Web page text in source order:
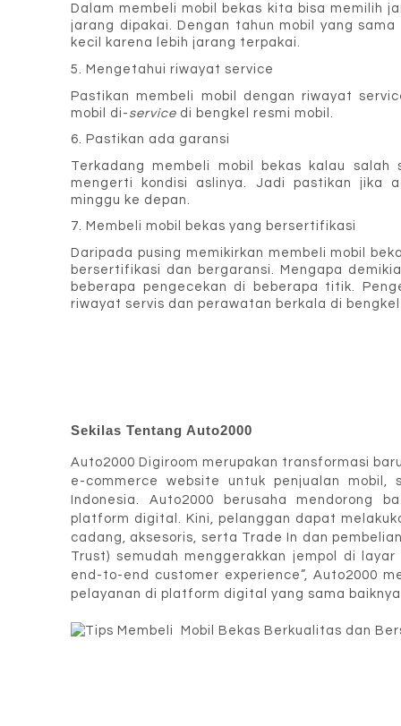
Dalam membeli mobil bekas kita bisa memilih
jarang dipakai. Dengan tahun mobil yang
kecil karena lebih jarang terpakai.
5. Mengetahui riwayat service
Pastikan membeli mobil dengan riwayat
mobil di- service di bengkel resmi mobil.
6. Pastikan ada garansi
Terkadang membeli mobil bekas kalau
mengerti kondisi aslinya. Jadi pastikan jika
minggu ke depan.
7. Membeli mobil bekas yang bersertifikasi
Daripada pusing memikirkan membeli mobil
bersertifikasi dan bergaransi. Mengapa
beberapa pengecekan di beberapa titik.
riwayat servis dan perawatan berkala di
Sekilas Tentang Auto2000
Auto2000 Digiroom merupakan transformasi
e-commerce website untuk penjualan
Indonesia. Auto2000 berusaha mendorong
platform digital. Kini, pelanggan dapat
cadang, aksesoris, serta Trade In dan
Trust) semudah menggerakkan jempol di
end-to-end customer experience”, Auto2000
pelayanan di platform digital yang sama